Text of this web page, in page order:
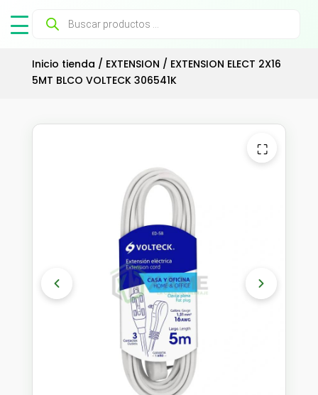
Búsqueda
productos
Inicio tienda / EXTENSION / EXTENSION ELECT 2X16
5MT BLCO VOLTECK 306541K
⛶